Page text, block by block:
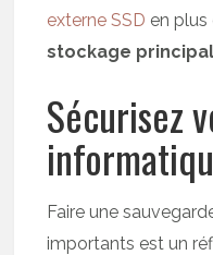
externe SSD en
stockage
Sécurisez
Faire une
importants est un